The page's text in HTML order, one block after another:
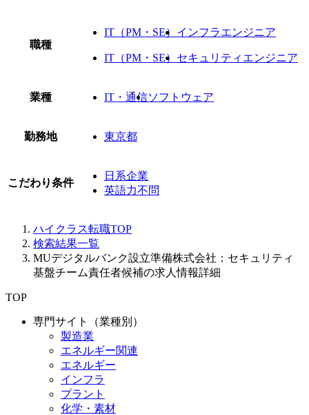
職種
IT（PM・SE） インフラエンジニア
IT（PM・SE） セキュリティエンジニア
業種 IT・通信ソフトウェア
勤務地 東京都
こだわり条件
日系企業
英語力不問
ハイクラス転職TOP
検索結果一覧
MUデジタルバンク設立準備株式会社：セキュリティ
基盤チーム責任者候補の求人情報詳細
TOP
専門サイト（業種別）
製造業
エネルギー関連
エネルギー
インフラ
プラント
化学・素材